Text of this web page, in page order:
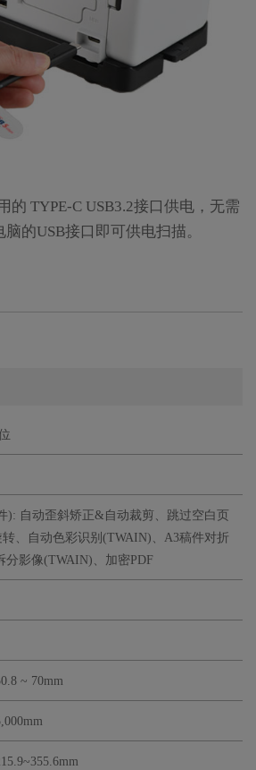
的 TYPE-C USB3.2接口供电，无需
的USB接口即可供电扫描。
): 自动歪斜矫正&自动裁剪、跳过空白页
、自动色彩识别(TWAIN)、A3稿件对折
影像(TWAIN)、加密PDF
~ 70mm